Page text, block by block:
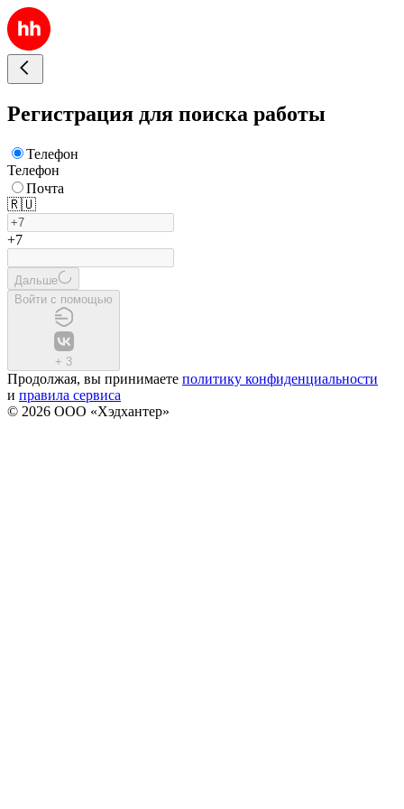
Регистрация для поиска работы
Телефон
Телефон
Почта
🇷🇺
+7
Дальше
Войти с помощью
+ 3
Продолжая, вы принимаете политику конфиденциальности
и правила сервиса
© 2026 ООО «Хэдхантер»